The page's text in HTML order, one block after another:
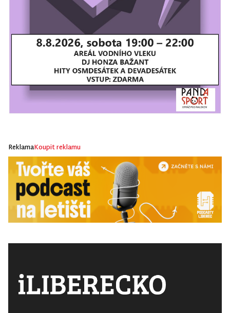
ReklamaKoupit reklamu